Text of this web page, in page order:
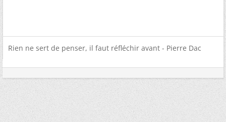
Rien ne sert de penser, il faut réfléchir avant - Pierre Dac